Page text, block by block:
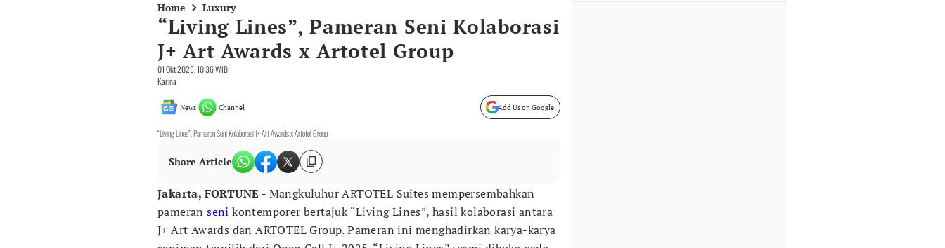
Home Luxury
“Living Lines”, Pameran Seni Kolaborasi
J+ Art Awards x Artotel Group
01 Okt 2025, 10:36 WIB
Karina
News Channel Add Us on Google
“Living Lines”, Pameran Seni Kolaborasi J+ Art Awards x Artotel Group
Share Article
Jakarta, FORTUNE - Mangkuluhur ARTOTEL Suites mempersembahkan
pameranseni kontemporer bertajuk “Living Lines”, hasil kolaborasi antara
J+ Art Awards dan ARTOTEL Group. Pameran ini menghadirkan karya-karya